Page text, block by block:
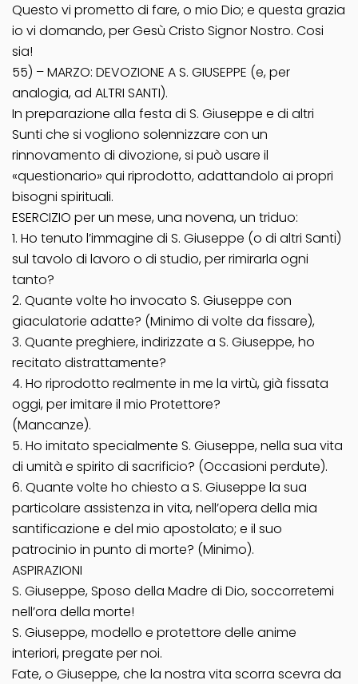
Questo vi prometto di fare, o mio Dio; e questa grazia
io vi domando, per Gesù Cristo Signor Nostro. Cosi
sia!
55) – MARZO: DEVOZIONE A S. GIUSEPPE (e, per
analogia, ad ALTRI SANTI).
In preparazione alla festa di S. Giuseppe e di altri
Sunti che si vogliono solennizzare con un
rinnovamento di divozione, si può usare il
«questionario» qui riprodotto, adattandolo ai propri
bisogni spirituali.
ESERCIZIO per un mese, una novena, un triduo:
1. Ho tenuto l’immagine di S. Giuseppe (o di altri Santi)
sul tavolo di lavoro o di studio, per rimirarla ogni
tanto?
2. Quante volte ho invocato S. Giuseppe con
giaculatorie adatte? (Minimo di volte da fissare),
3. Quante preghiere, indirizzate a S. Giuseppe, ho
recitato distrattamente?
4. Ho riprodotto realmente in me la virtù, già fissata
oggi, per imitare il mio Protettore?
(Mancanze).
5. Ho imitato specialmente S. Giuseppe, nella sua vita
di umità e spirito di sacrificio? (Occasioni perdute).
6. Quante volte ho chiesto a S. Giuseppe la sua
particolare assistenza in vita, nell’opera della mia
santificazione e del mio apostolato; e il suo
patrocinio in punto di morte? (Minimo).
ASPIRAZIONI
S. Giuseppe, Sposo della Madre di Dio, soccorretemi
nell’ora della morte!
S. Giuseppe, modello e protettore delle anime
interiori, pregate per noi.
Fate, o Giuseppe, che la nostra vita scorra scevra da